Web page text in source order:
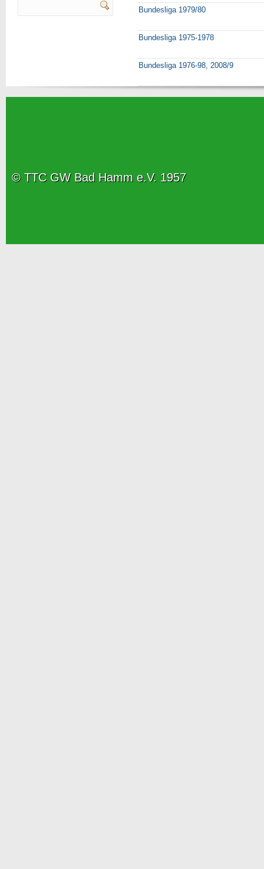
Bundesliga 1979/80
Bundesliga 1975-1978
Bundesliga 1976-98, 2008/9
© TTC GW Bad Hamm e.V. 1957